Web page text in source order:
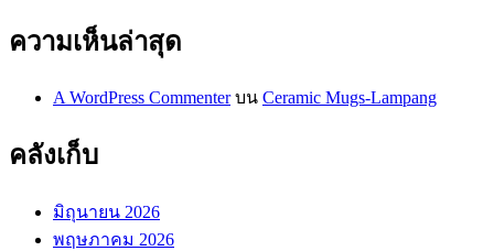
ความเห็นล่าสุด
A WordPress Commenterบน Ceramic Mugs-Lampang
คลังเก็บ
มิถุนายน 2026
พฤษภาคม 2026